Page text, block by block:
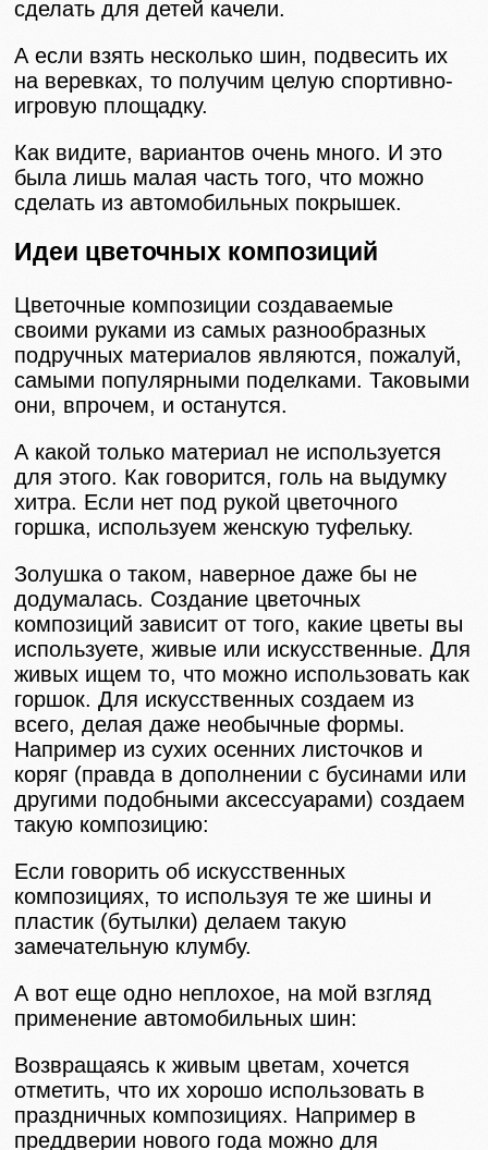
сделать для детей качели.
А если взять несколько шин, подвесить их
на веревках, то получим целую спортивно-
игровую площадку.
Как видите, вариантов очень много. И это
была лишь малая часть того, что можно
сделать из автомобильных покрышек.
Идеи цветочных композиций
Цветочные композиции создаваемые
своими руками из самых разнообразных
подручных материалов являются, пожалуй,
самыми популярными поделками. Таковыми
они, впрочем, и останутся.
А какой только материал не используется
для этого. Как говорится, голь на выдумку
хитра. Если нет под рукой цветочного
горшка, используем женскую туфельку.
Золушка о таком, наверное даже бы не
додумалась. Создание цветочных
композиций зависит от того, какие цветы вы
используете, живые или искусственные. Для
живых ищем то, что можно использовать как
горшок. Для искусственных создаем из
всего, делая даже необычные формы.
Например из сухих осенних листочков и
коряг (правда в дополнении с бусинами или
другими подобными аксессуарами) создаем
такую композицию:
Если говорить об искусственных
композициях, то используя те же шины и
пластик (бутылки) делаем такую
замечательную клумбу.
А вот еще одно неплохое, на мой взгляд
применение автомобильных шин:
Возвращаясь к живым цветам, хочется
отметить, что их хорошо использовать в
праздничных композициях. Например в
преддверии нового года можно для